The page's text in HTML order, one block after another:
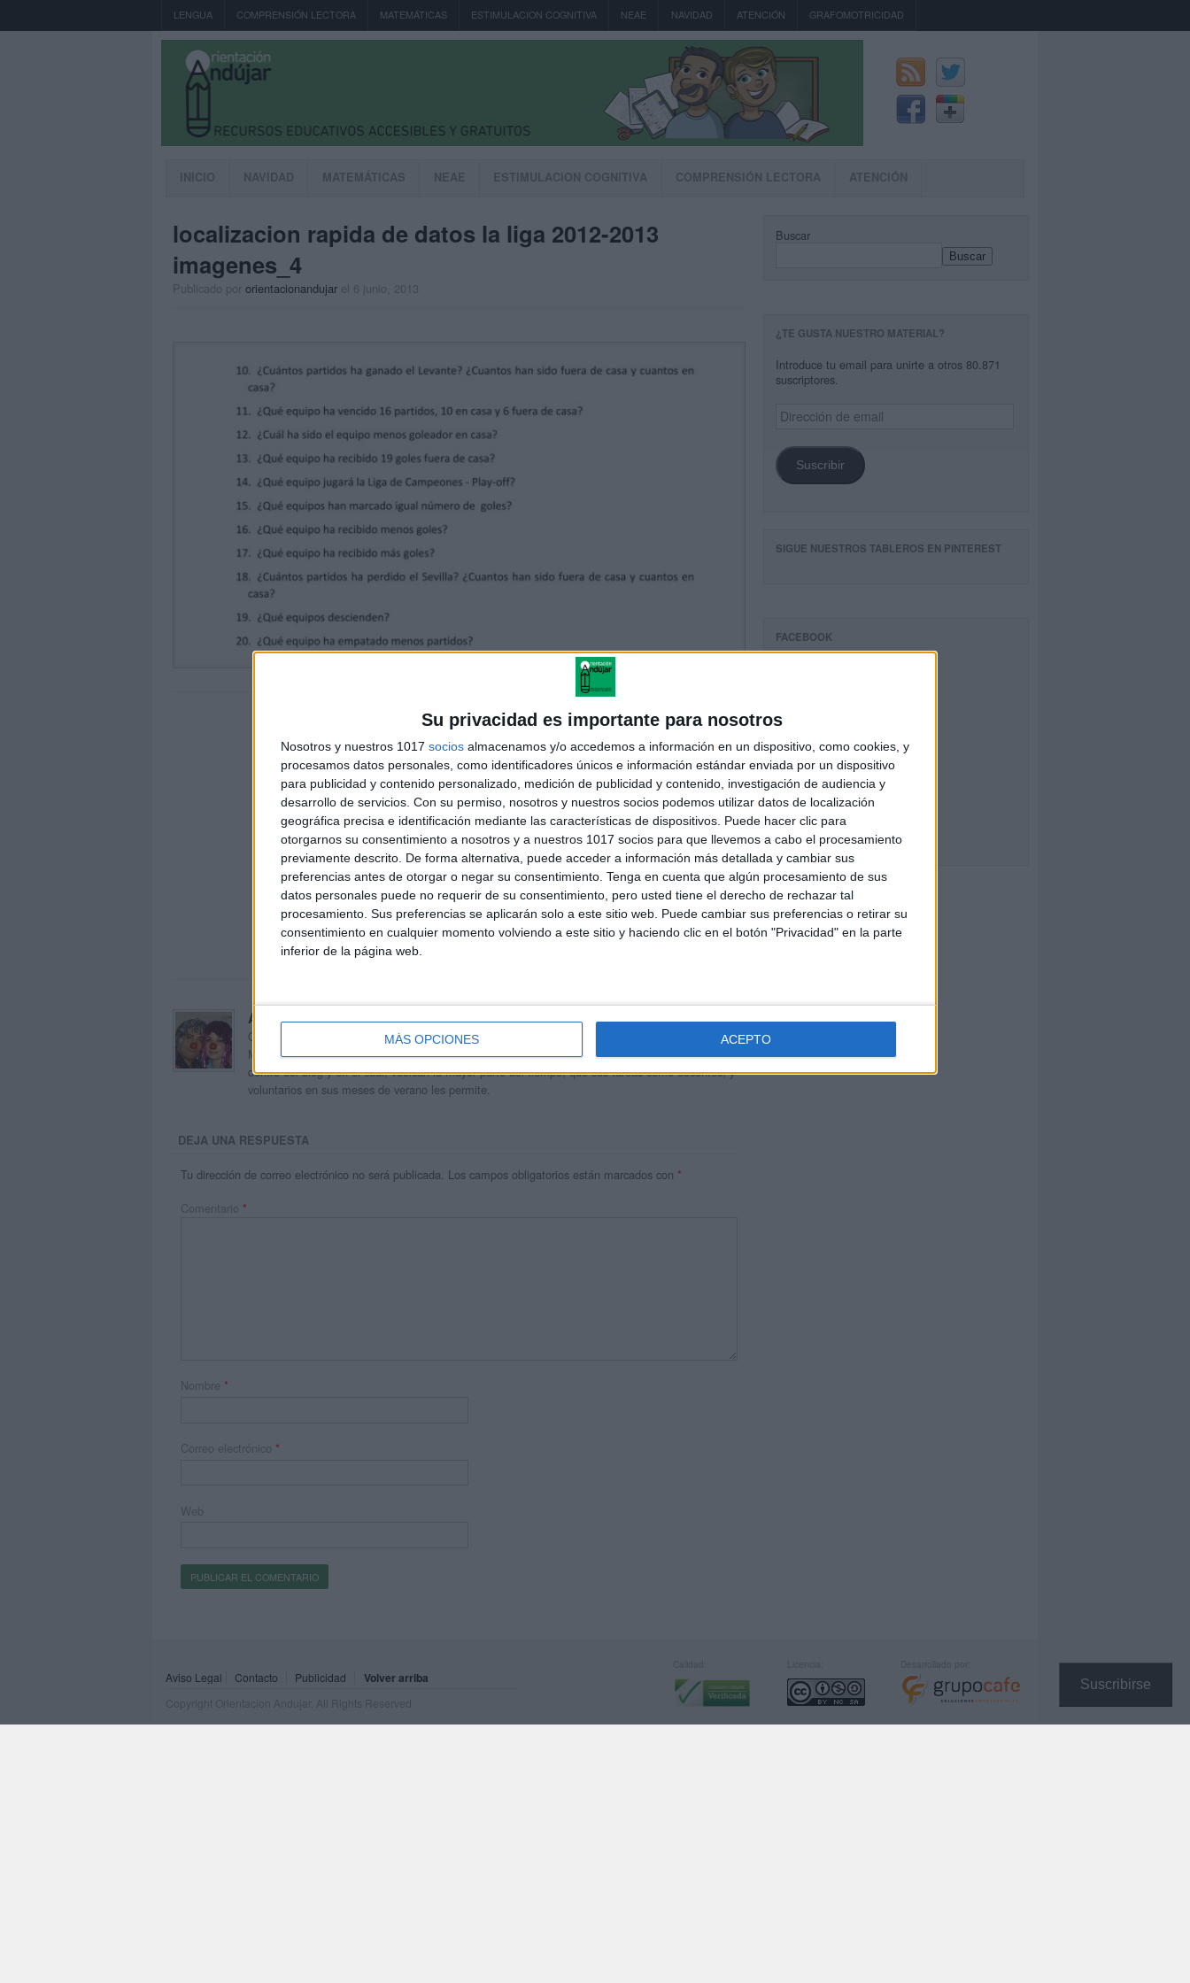
Su privacidad es importante para nosotros
Nosotros y nuestros 1017 socios almacenamos y/o accedemos a información en un dispositivo, como cookies, y
procesamos datos personales, como identificadores únicos e información estándar enviada por un dispositivo
para publicidad y contenido personalizado, medición de publicidad y contenido, investigación de audiencia y
desarrollo de servicios. Con su permiso, nosotros y nuestros socios podemos utilizar datos de localización
geográfica precisa e identificación mediante las características de dispositivos. Puede hacer clic para
otorgarnos su consentimiento a nosotros y a nuestros 1017 socios para que llevemos a cabo el procesamiento
previamente descrito. De forma alternativa, puede acceder a información más detallada y cambiar sus
preferencias antes de otorgar o negar su consentimiento. Tenga en cuenta que algún procesamiento de sus
datos personales puede no requerir de su consentimiento, pero usted tiene el derecho de rechazar tal
procesamiento. Sus preferencias se aplicarán solo a este sitio web. Puede cambiar sus preferencias o retirar su
consentimiento en cualquier momento volviendo a este sitio y haciendo clic en el botón "Privacidad" en la parte
inferior de la página web.
MÁS OPCIONES ACEPTO
Suscribirse
LENGUA COMPRENSIÓN LECTORA MATEMÁTICAS ESTIMULACION COGNITIVA NEAE NAVIDAD ATENCIÓN GRAFOMOTRICIDAD
INICIO NAVIDAD MATEMÁTICAS NEAE ESTIMULACION COGNITIVA COMPRENSIÓN LECTORA ATENCIÓN
localizacion rapida de datos la liga 2012-2013
imagenes_4
Publicado por orientacionandujar el 6 junio, 2013
Acerca de orientacionandujar
Orientación Andújar no es solo un blog, es la apuesta personal de dos profesores Ginés y
Maribel, que además de ser pareja, son los encargados de los contenidos que encontramos
dentro del blog y en el cual, vuelcan la mayor parte del tiempo, que sus tareas como docentes, y
voluntarios en sus meses de verano les permite.
DEJA UNA RESPUESTA
Tu dirección de correo electrónico no será publicada. Los campos obligatorios están marcados con *
Comentario *
Nombre *
Correo electrónico *
Web
Buscar
Buscar
¿TE GUSTA NUESTRO MATERIAL?
Introduce tu email para unirte a otros 80.871
suscriptores.
Dirección
de
Suscribir
SIGUE NUESTROS TABLEROS EN PINTEREST
FACEBOOK
Aviso Legal Contacto Publicidad Volver arriba